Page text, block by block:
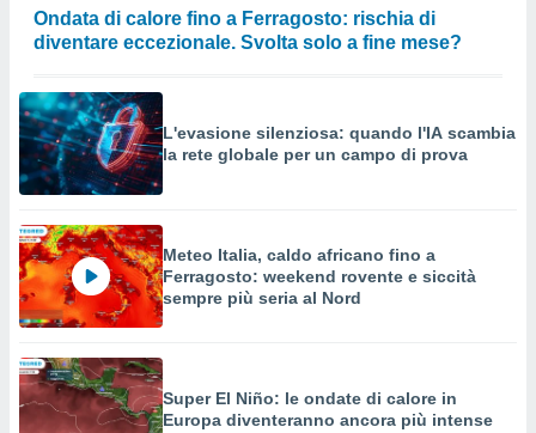
Ondata di calore fino a Ferragosto: rischia di
diventare eccezionale. Svolta solo a fine mese?
L'evasione silenziosa: quando l'IA scambia
la rete globale per un campo di prova
Meteo Italia, caldo africano fino a
Ferragosto: weekend rovente e siccità
sempre più seria al Nord
Super El Niño: le ondate di calore in
Europa diventeranno ancora più intense